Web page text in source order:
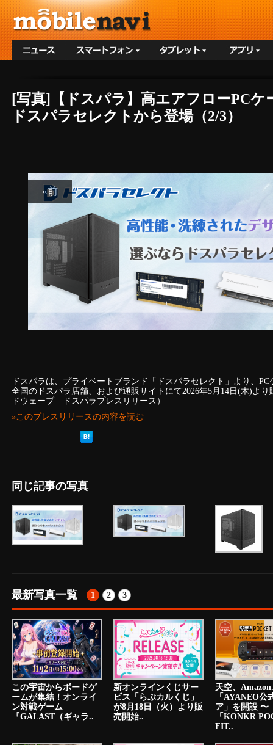
[写真]【ドスパラ】高エアフローPC
ドスパラセレクトから登場（2/3）
«前
ドスパラは、プライベートブランド「ドスパラセレクト」より、
全国のドスパラ店舗、および通販サイトにて2026年5月14日(木)よ
ドウェーブ ドスパラプレスリリース）
»このプレスリリースの内容を読む
同じ記事の写真
最新写真一覧 1 2 3
この宇宙からボードゲ
ームが集結！オンライ
ン対戦ゲーム
『GALAST（ギャラ..
新オンラインくじサー
ビス「らぶカルくじ」
が8月18日（火）より販
売開始..
天空、
「AYANEO公
ア」を開設 〜
「KONKR
FIT..